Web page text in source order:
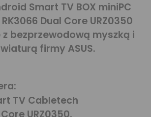
Smart TV BOX miniPC
Dual Core URZ0350
bezprzewodową myszką i
firmy ASUS.
TV Cabletech